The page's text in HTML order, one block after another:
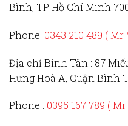
Bình, TP Hồ Chí Minh
Phone: 0343 210 489 ( Mr
Địa chỉ Bình Tân : 87
Hưng Hoà A, Quận Bình
Phone : 0395 167 789 (